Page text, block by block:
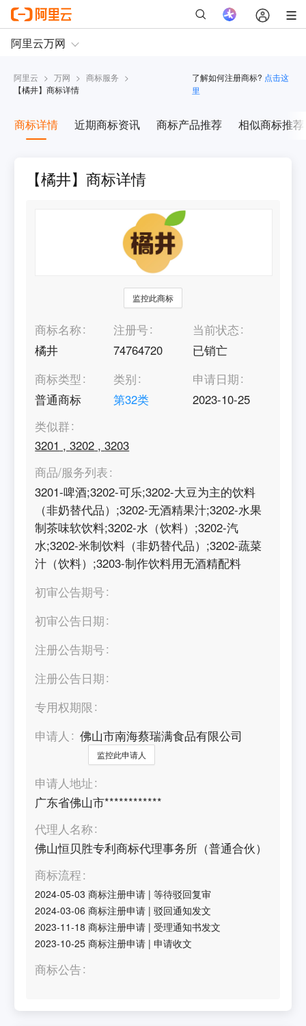
阿里云 > 万网 > 商标服务 >
【橘井】商标详情
了解如何注册商标? 点击这
里
商标详情 近期商标资讯 商标产品推荐 相似商标推荐
【橘井】商标详情
监控此商标
商标名称
橘井
注册号
74764720
当前状态
已销亡
商标类型
普通商标
类别
第32类
申请日期
2023-10-25
类似群
3201 ,3202 ,3203
商品/服务列表
3201-啤酒;3202-可乐;3202-大豆为主的饮料
（非奶替代品）;3202-无酒精果汁;3202-水果
制茶味软饮料;3202-水（饮料）;3202-汽
水;3202-米制饮料（非奶替代品）;3202-蔬菜
汁（饮料）;3203-制作饮料用无酒精配料
初审公告期号
初审公告日期
注册公告期号
注册公告日期
专用权期限
申请人
佛山市南海蔡瑞满食品有限公司
监控此申请人
申请人地址
广东省佛山市************
代理人名称
佛山恒贝胜专利商标代理事务所（普通合伙）
商标流程
2024-05-03 商标注册申请 |等待驳回复审
2024-03-06 商标注册申请 |驳回通知发文
2023-11-18 商标注册申请 |受理通知书发文
2023-10-25 商标注册申请 |申请收文
商标公告